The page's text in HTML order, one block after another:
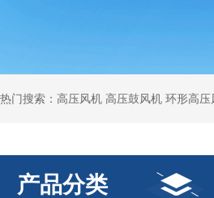
热门搜索：高压风机 高压鼓风机 环形高
产品分类